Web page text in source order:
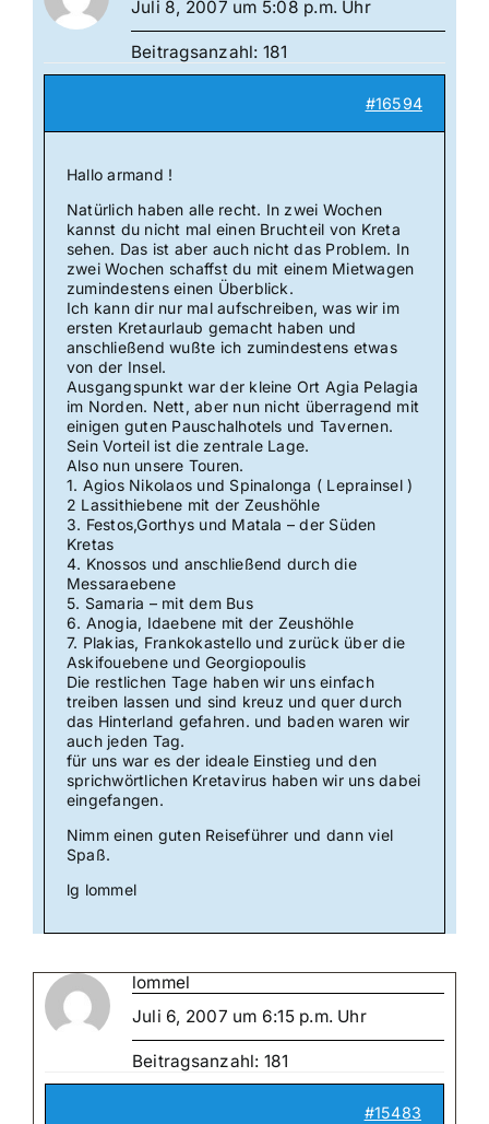
Juli 8, 2007 um 5:08 p.m. Uhr
Beitragsanzahl: 181
#16594
Hallo armand !
Natürlich haben alle recht. In zwei Wochen
kannst du nicht mal einen Bruchteil von Kreta
sehen. Das ist aber auch nicht das Problem. In
zwei Wochen schaffst du mit einem Mietwagen
zumindestens einen Überblick.
Ich kann dir nur mal aufschreiben, was wir im
ersten Kretaurlaub gemacht haben und
anschließend wußte ich zumindestens etwas
von der Insel.
Ausgangspunkt war der kleine Ort Agia Pelagia
im Norden. Nett, aber nun nicht überragend mit
einigen guten Pauschalhotels und Tavernen.
Sein Vorteil ist die zentrale Lage.
Also nun unsere Touren.
1. Agios Nikolaos und Spinalonga ( Leprainsel )
2 Lassithiebene mit der Zeushöhle
3. Festos,Gorthys und Matala – der Süden
Kretas
4. Knossos und anschließend durch die
Messaraebene
5. Samaria – mit dem Bus
6. Anogia, Idaebene mit der Zeushöhle
7. Plakias, Frankokastello und zurück über die
Askifouebene und Georgiopoulis
Die restlichen Tage haben wir uns einfach
treiben lassen und sind kreuz und quer durch
das Hinterland gefahren. und baden waren wir
auch jeden Tag.
für uns war es der ideale Einstieg und den
sprichwörtlichen Kretavirus haben wir uns dabei
eingefangen.
Nimm einen guten Reiseführer und dann viel
Spaß.
lg lommel
lommel
Juli 6, 2007 um 6:15 p.m. Uhr
Beitragsanzahl: 181
#15483